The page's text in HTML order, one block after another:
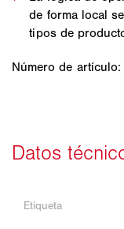
de forma local
tipos de
Número de
Etiqueta